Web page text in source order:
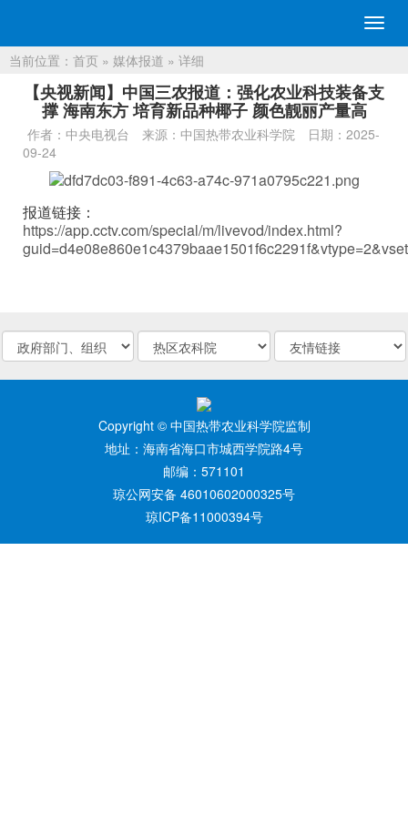
切
换
航
当前位置： 首页 » 媒体报道 » 详细
【央视新闻】中国三农报道：强化农业科技装备支
撑 海南东方 培育新品种椰子 颜色靓丽产量高
作者：中央电视台 来源：中国热带农业科学院
日期：2025-
09-24
报道链接：
https://app.cctv.com/special/m/livevod/index.html?
Copyright © 中国热带农业科学院监制
地址：海南省海口市城西学院路4号
邮编：571101
琼公网安备 46010602000325号
琼ICP备11000394号